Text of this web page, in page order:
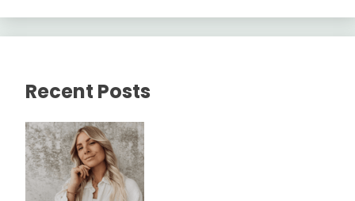
Recent Posts